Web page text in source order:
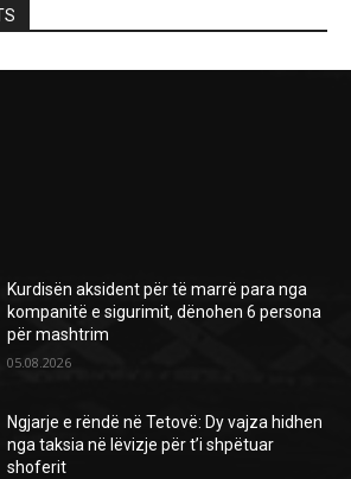
Kurdisën aksident për të marrë para nga
kompanitë e sigurimit, dënohen 6 persona
për mashtrim
05.08.2026
Ngjarje e rëndë në Tetovë: Dy vajza hidhen
nga taksia në lëvizje për t’i shpëtuar
shoferit